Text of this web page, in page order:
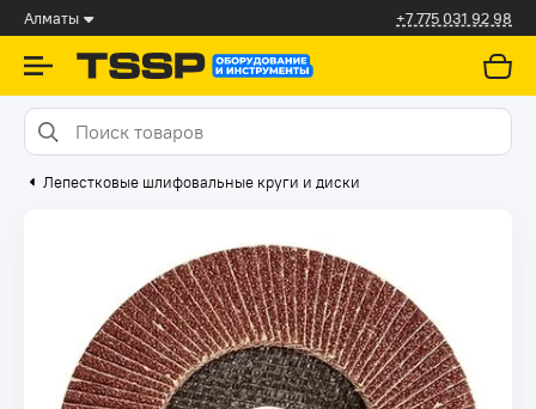
Алматы +7 775 031 92 98
Лепестковые шлифовальные круги и диски